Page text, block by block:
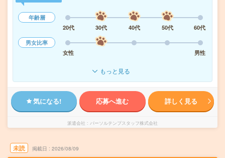
年齢層
20代
30代 40代 50代
60代
男女比率
女性
男性
もっと見る
気になる! 応募へ進む 詳しく見る
派遣会社 パーソルテンプスタッフ株式会社
未読 掲載日 2026/08/09